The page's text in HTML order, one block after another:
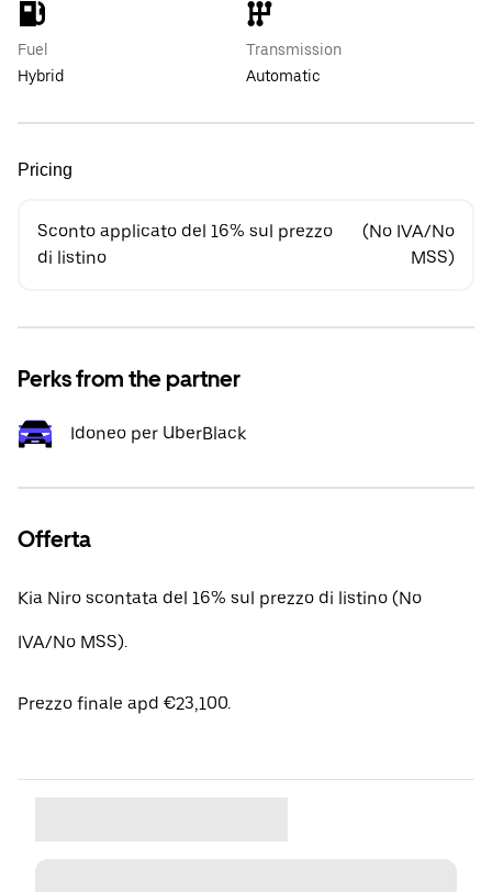
Fuel
Hybrid
Transmission
Automatic
Pricing
Sconto applicato del 16% sul prezzo
di listino
(No IVA/No
MSS)
Perks from the partner
Idoneo per UberBlack
Offerta
Kia Niro scontata del 16% sul prezzo di listino (No
IVA/No MSS).
Prezzo finale apd €23,100.